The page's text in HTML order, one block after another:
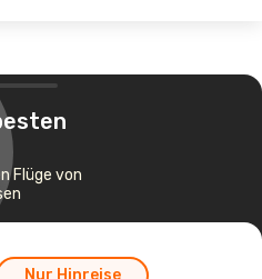
Flüge von
Nur Hinreise